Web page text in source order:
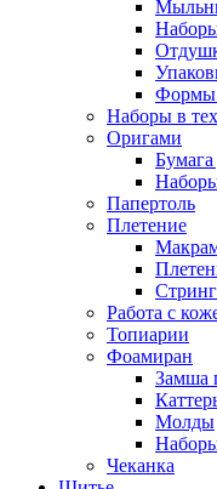
Формы
Наборы в
Оригами
Папертоль
Плетение
Работа с
Топиарии
Фоамиран
Замша
Молды
Чеканка